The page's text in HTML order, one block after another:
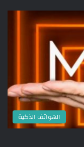
الهواتف الذكية